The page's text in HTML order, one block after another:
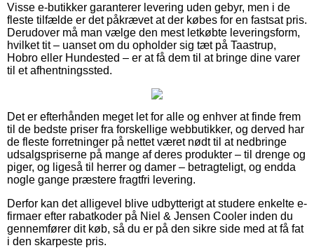
Visse e-butikker garanterer levering uden gebyr, men i de
fleste tilfælde er det påkrævet at der købes for en fastsat pris.
Derudover må man vælge den mest letkøbte leveringsform,
hvilket tit – uanset om du opholder sig tæt på Taastrup,
Hobro eller Hundested – er at få dem til at bringe dine varer
til et afhentningssted.
Det er efterhånden meget let for alle og enhver at finde frem
til de bedste priser fra forskellige webbutikker, og derved har
de fleste forretninger på nettet været nødt til at nedbringe
udsalgspriserne på mange af deres produkter – til drenge og
piger, og ligeså til herrer og damer – betragteligt, og endda
nogle gange præstere fragtfri levering.
Derfor kan det alligevel blive udbytterigt at studere enkelte e-
firmaer efter rabatkoder på Niel & Jensen Cooler inden du
gennemfører dit køb, så du er på den sikre side med at få fat
i den skarpeste pris.